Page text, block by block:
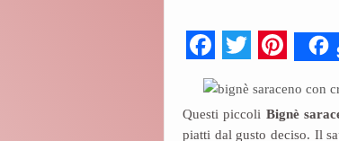
Fa
ce
bo
ok
T
tte
r
Pi
er
es
Questi piccoli Bignè
piatti dal gusto deciso. Il